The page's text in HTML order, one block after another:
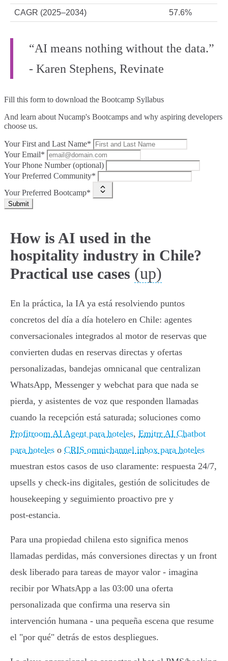
CAGR (2025–2034) 57.6%
“AI means nothing without the data.”
- Karen Stephens, Revinate
Fill this form to download the Bootcamp Syllabus
And learn about Nucamp's Bootcamps and why aspiring developers
choose us.
Your First and Last Name*
Your Email*
Your Phone Number (optional)
Your Preferred Community*
Your Preferred Bootcamp*
Submit
How is AI used in the
hospitality industry in Chile?
Practical use cases (up)
En la práctica, la IA ya está resolviendo puntos
concretos del día a día hotelero en Chile: agentes
conversacionales integrados al motor de reservas que
convierten dudas en reservas directas y ofertas
personalizadas, bandejas omnicanal que centralizan
WhatsApp, Messenger y webchat para que nada se
pierda, y asistentes de voz que responden llamadas
cuando la recepción está saturada; soluciones como
Profitroom AI Agent para hoteles, Emitrr AI Chatbot
para hoteles o CRIS omnichannel inbox para hoteles
muestran estos casos de uso claramente: respuesta 24/7,
upsells y check-ins digitales, gestión de solicitudes de
housekeeping y seguimiento proactivo pre y
post‑estancia.
Para una propiedad chilena esto significa menos
llamadas perdidas, más conversiones directas y un front
desk liberado para tareas de mayor valor - imagina
recibir por WhatsApp a las 03:00 una oferta
personalizada que confirma una reserva sin
intervención humana - una pequeña escena que resume
el "por qué" detrás de estos despliegues.